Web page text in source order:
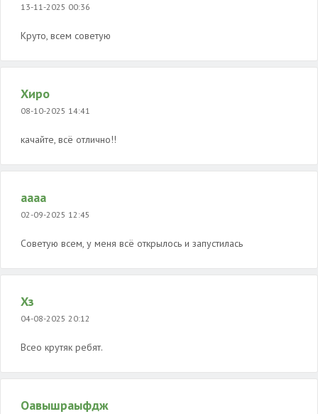
13-11-2025 00:36
Круто, всем советую
Хиро
08-10-2025 14:41
качайте, всё отлично!!
аааа
02-09-2025 12:45
Советую всем, у меня всё открылось и запустилась
Хз
04-08-2025 20:12
Всео крутяк ребят.
Оавышраыфдж